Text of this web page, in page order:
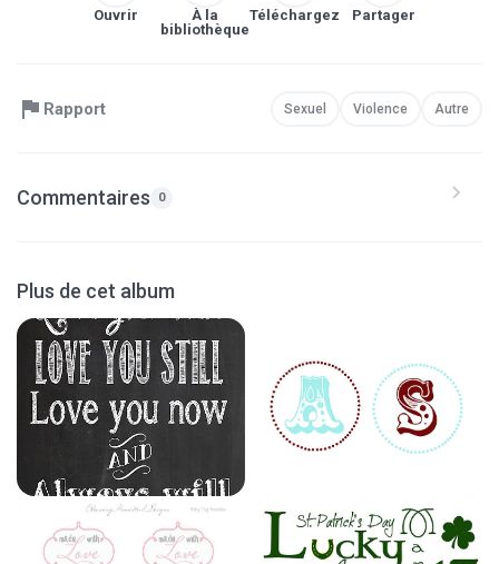
Ouvrir
À la
bibliothèque
Téléchargez Partager
Rapport Sexuel Violence Autre
Commentaires 0
Plus de cet album